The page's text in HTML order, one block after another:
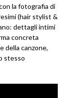
la fotografia di
(hair stylist &
dettagli intimi
concreta
della canzone,
stesso